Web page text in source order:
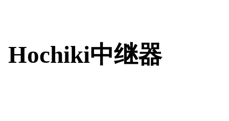
Hochiki中继器